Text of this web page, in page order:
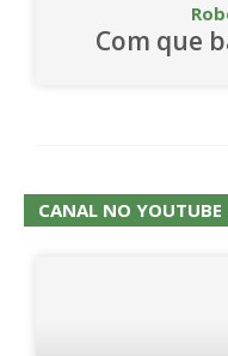
Com que
CANAL NO YOUTUBE